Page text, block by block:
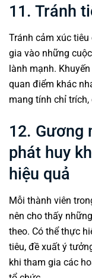
11. Tránh
Tránh cảm xúc
gia vào những
lành mạnh.
quan điểm khác
mang tính chỉ
12. Gương
phát huy
hiệu quả
Mỗi thành viên
nên cho thấy
theo. Có thể thực
tiêu, đề xuất ý
khi tham gia các